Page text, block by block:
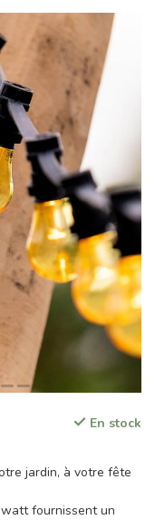
En stock
jardin, à votre fête
fournissent un